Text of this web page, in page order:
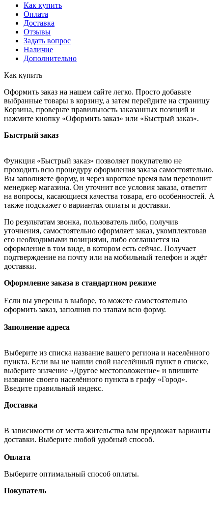
Как купить
Оплата
Доставка
Отзывы
Задать вопрос
Наличие
Дополнительно
Как купить
Оформить заказ на нашем сайте легко. Просто добавьте
выбранные товары в корзину, а затем перейдите на страницу
Корзина, проверьте правильность заказанных позиций и
нажмите кнопку «Оформить заказ» или «Быстрый заказ».
Быстрый заказ
Функция «Быстрый заказ» позволяет покупателю не
проходить всю процедуру оформления заказа самостоятельно.
Вы заполняете форму, и через короткое время вам перезвонит
менеджер магазина. Он уточнит все условия заказа, ответит
на вопросы, касающиеся качества товара, его особенностей. А
также подскажет о вариантах оплаты и доставки.
По результатам звонка, пользователь либо, получив
уточнения, самостоятельно оформляет заказ, укомплектовав
его необходимыми позициями, либо соглашается на
оформление в том виде, в котором есть сейчас. Получает
подтверждение на почту или на мобильный телефон и ждёт
доставки.
Оформление заказа в стандартном режиме
Если вы уверены в выборе, то можете самостоятельно
оформить заказ, заполнив по этапам всю форму.
Заполнение адреса
Выберите из списка название вашего региона и населённого
пункта. Если вы не нашли свой населённый пункт в списке,
выберите значение «Другое местоположение» и впишите
название своего населённого пункта в графу «Город».
Введите правильный индекс.
Доставка
В зависимости от места жительства вам предложат варианты
доставки. Выберите любой удобный способ.
Оплата
Выберите оптимальный способ оплаты.
Покупатель